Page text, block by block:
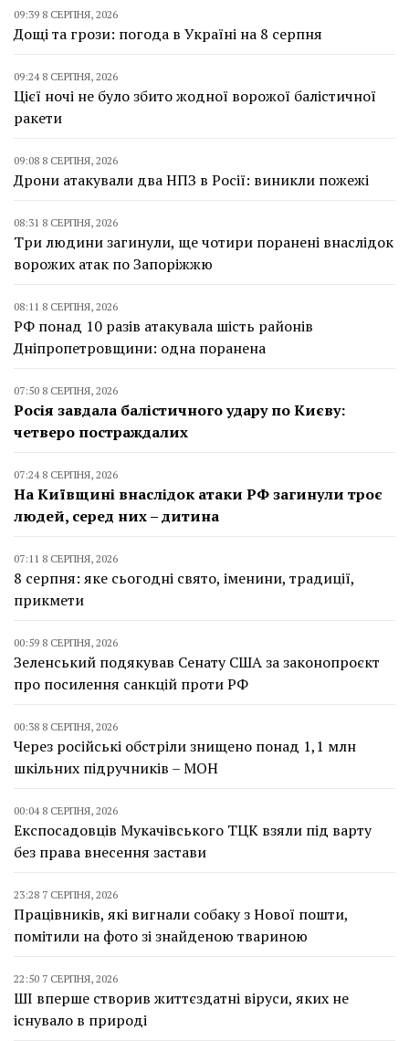
09:39 8 СЕРПНЯ, 2026
Дощі та грози: погода в Україні на 8 серпня
09:24 8 СЕРПНЯ, 2026
Цієї ночі не було збито жодної ворожої балістичної
ракети
09:08 8 СЕРПНЯ, 2026
Дрони атакували два НПЗ в Росії: виникли пожежі
08:31 8 СЕРПНЯ, 2026
Три людини загинули, ще чотири поранені внаслідок
ворожих атак по Запоріжжю
08:11 8 СЕРПНЯ, 2026
РФ понад 10 разів атакувала шість районів
Дніпропетровщини: одна поранена
07:50 8 СЕРПНЯ, 2026
Росія завдала балістичного удару по Києву:
четверо постраждалих
07:24 8 СЕРПНЯ, 2026
На Київщині внаслідок атаки РФ загинули троє
людей, серед них – дитина
07:11 8 СЕРПНЯ, 2026
8 серпня: яке сьогодні свято, іменини, традиції,
прикмети
00:59 8 СЕРПНЯ, 2026
Зеленський подякував Сенату США за законопроєкт
про посилення санкцій проти РФ
00:38 8 СЕРПНЯ, 2026
Через російські обстріли знищено понад 1,1 млн
шкільних підручників – МОН
00:04 8 СЕРПНЯ, 2026
Експосадовців Мукачівського ТЦК взяли під варту
без права внесення застави
23:28 7 СЕРПНЯ, 2026
Працівників, які вигнали собаку з Нової пошти,
помітили на фото зі знайденою твариною
22:50 7 СЕРПНЯ, 2026
ШІ вперше створив життєздатні віруси, яких не
існувало в природі